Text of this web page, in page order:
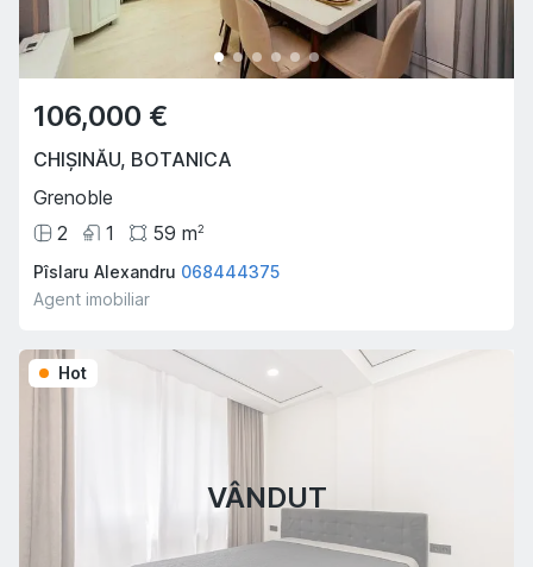
106,000 €
CHIȘINĂU, BOTANICA
Grenoble
2
1 59 m2
Pîslaru Alexandru 068444375
Agent imobiliar
VÂNDUT
Hot